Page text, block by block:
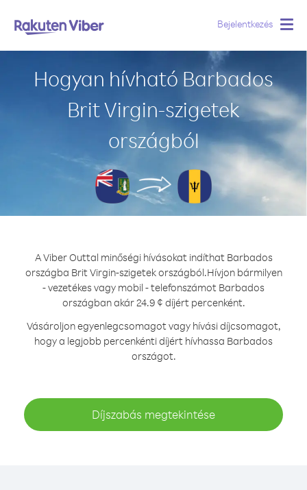
Bejelentkezés
Hogyan hívható Barbados
Brit Virgin-szigetek
országból
A Viber Outtal minőségi hívásokat indíthat Barbados
országba Brit Virgin-szigetek országból.Hívjon bármilyen
- vezetékes vagy mobil - telefonszámot Barbados
országban akár 24.9 ¢ díjért percenként.
Vásároljon egyenlegcsomagot vagy hívási díjcsomagot,
hogy a legjobb percenkénti díjért hívhassa Barbados
országot.
Díjszabás megtekintése